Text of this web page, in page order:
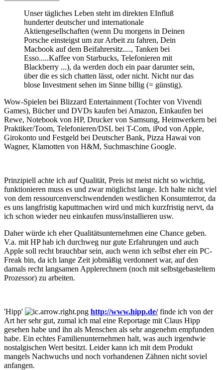
Unser tägliches Leben steht im direkten EInfluß
hunderter deutscher und internationale
Aktiengesellschaften (wenn Du morgens in Deinen
Porsche einsteigst um zur Arbeit zu fahren, Dein
Macbook auf dem Beifahrersitz...., Tanken bei
Esso.....Kaffee von Starbucks, Telefonieren mit
Blackberry ...), da werden doch ein paar darunter sein,
über die es sich chatten lässt, oder nicht. Nicht nur das
blose Investment sehen im Sinne billig (= günstig).
Wow-Spielen bei Blizzard Entertainment (Tochter von Vivendi
Games), Bücher und DVDs kaufen bei Amazon, Einkaufen bei
Rewe, Notebook von HP, Drucker von Samsung, Heimwerkern bei
Praktiker/Toom, Telefonieren/DSL bei T-Com, iPod von Apple,
Girokonto und Festgeld bei Deutscher Bank, Pizza Hawai von
Wagner, Klamotten von H&M, Suchmaschine Google.
Prinzipiell achte ich auf Qualität, Preis ist meist nicht so wichtig,
funktionieren muss es und zwar möglichst lange. Ich halte nicht viel
von dem ressourcenverschwendenden westlichen Konsumterror, da
es uns langfristig kaputtmachen wird und mich kurzfristig nervt, da
ich schon wieder neu einkaufen muss/installieren usw.
Daher würde ich eher Qualitätsunternehmen eine Chance geben.
V.a. mit HP hab ich durchweg nur gute Erfahrungen und auch
Apple soll recht brauchbar sein, auch wenn ich selbst eher ein PC-
Freak bin, da ich lange Zeit jobmäßig verdonnert war, auf den
damals recht langsamen Applerechnern (noch mit selbstgebasteltem
Prozessor) zu arbeiten.
'Hipp' http://www.hipp.de/finde ich von der
Art her sehr gut, zumal ich mal eine Reportage mit Claus Hipp
gesehen habe und ihn als Menschen als sehr angenehm empfunden
habe. Ein echtes Familienunternehmen halt, was auch irgendwie
nostalgischen Wert besitzt. Leider kann ich mit dem Produkt
mangels Nachwuchs und noch vorhandenen Zähnen nicht soviel
anfangen.